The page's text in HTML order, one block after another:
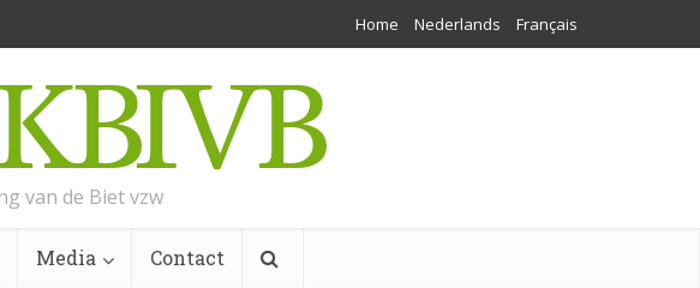
Home Nederlands Français
van de Biet vzw
Media Contact